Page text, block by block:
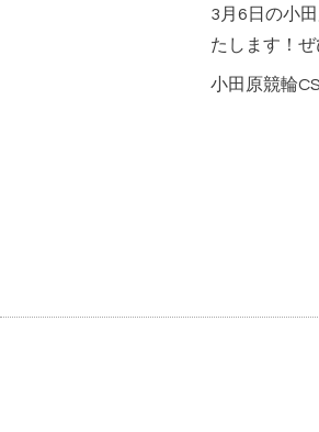
3月6日の小
たします！ぜ
小田原競輪